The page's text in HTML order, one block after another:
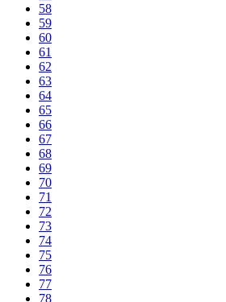
58
59
60
61
62
63
64
65
66
67
68
69
70
71
72
73
74
75
76
77
78